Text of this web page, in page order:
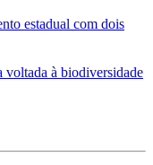
estadual com dois
voltada à biodiversidade